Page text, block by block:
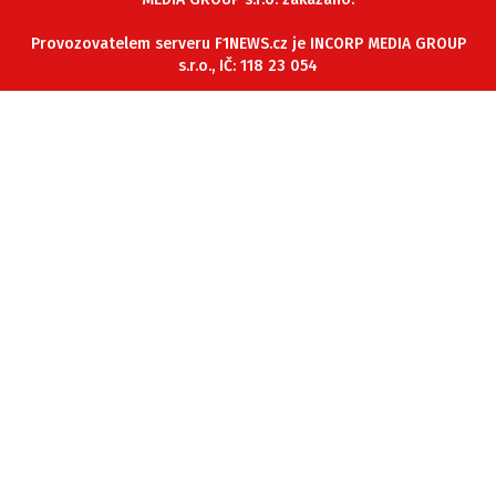
KONTAKT
VYDAVATEL
Provozovatelem serveru F1NEWS.cz je INCORP MEDIA GROUP
s.r.o., IČ: 118 23 054